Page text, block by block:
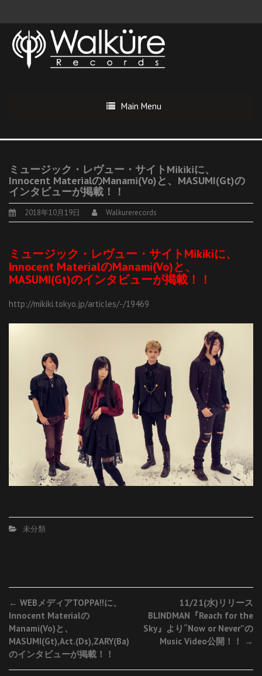
Main Menu
ミュージック・レヴュー・サイトMikikiに、
Innocent MaterialのManami(Vo)と、MASUMI(Gt)の
インタビューが掲載！！
2018年10月19日 Walkurerecords
ミュージック・レヴュー・サイトMikikiに、
Innocent MaterialのManami(Vo)と、
MASUMI(Gt)のインタビューが掲載！！
http://mikiki.tokyo.jp/articles/-/19469
未分類
Post
navigation
← WEBメディアTOPPA!!に、
Innocent Materialの
Manami(Vo)と、
MASUMI(Gt),Act.(Ds),ZARY(Ba)
のインタビューが掲載！！
11/21(水)リリース
BLINDMAN『Reach for the
Sky』より“Now or Never”の
Music Video公開！！
→